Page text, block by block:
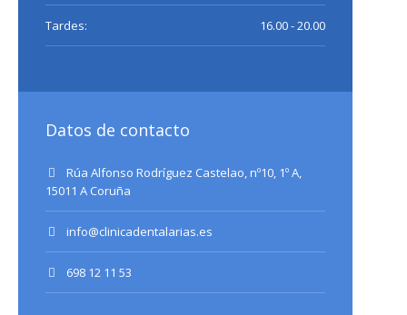
Tardes: 16.00 - 20.00
Datos de contacto
Rúa Alfonso Rodríguez Castelao, nº10, 1º A,
15011 A Coruña
info@clinicadentalarias.es
698 12 11 53